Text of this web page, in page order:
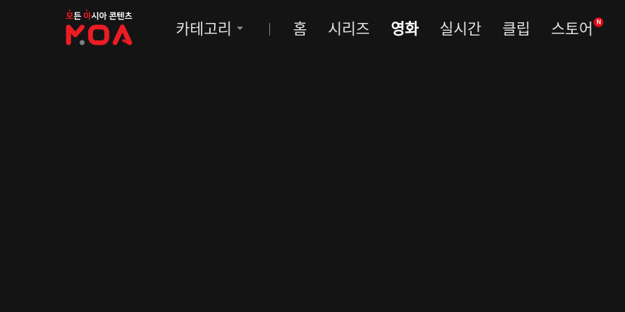
MOA
카테고리 홈 시리즈 영화 실시간 클립 스토어 N